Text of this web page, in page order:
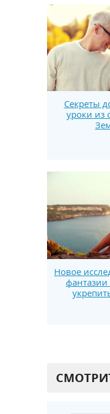
Секреты
уроки из
Новое